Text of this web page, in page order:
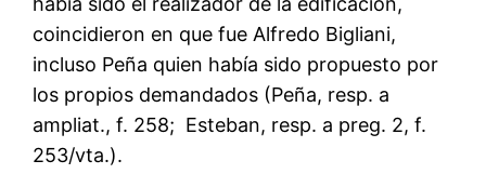
coincidieron en que fue Alfredo Bigliani,
incluso Peña quien había sido propuesto por
los propios demandados (Peña, resp. a
ampliat., f. 258; Esteban, resp. a preg. 2, f.
253/vta.).